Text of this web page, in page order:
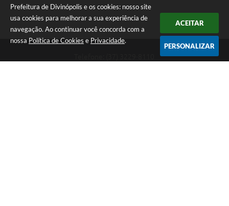
Prefeitura de Divinópolis e os cookies: nosso site
usa cookies para melhorar a sua experiência de
navegação. Ao continuar você concorda com a
nossa Política de Cookies e Privacidade.
ACEITAR
PERSONALIZAR